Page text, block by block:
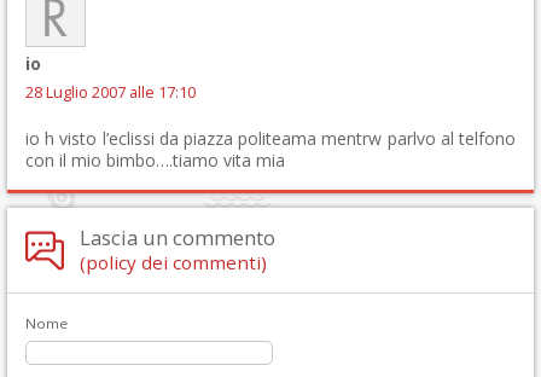
io
28 Luglio 2007 alle 17:10
io h visto l’eclissi da piazza politeama mentrw parlvo al telfono
con il mio bimbo….tiamo vita mia
Lascia un commento
(policy dei commenti)
Nome